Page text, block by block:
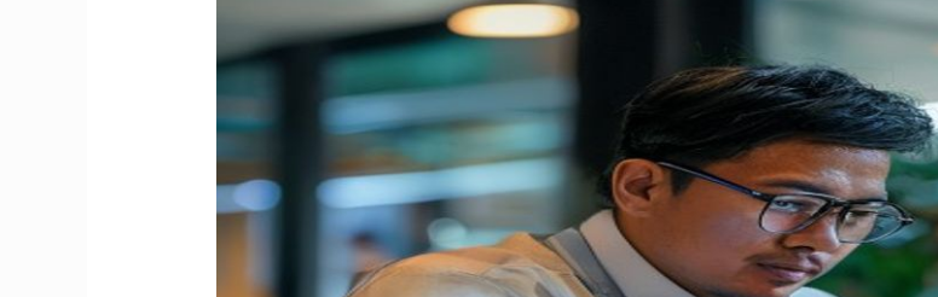
Pelatihan
Digital
untuk
Mengembangkan
Daring